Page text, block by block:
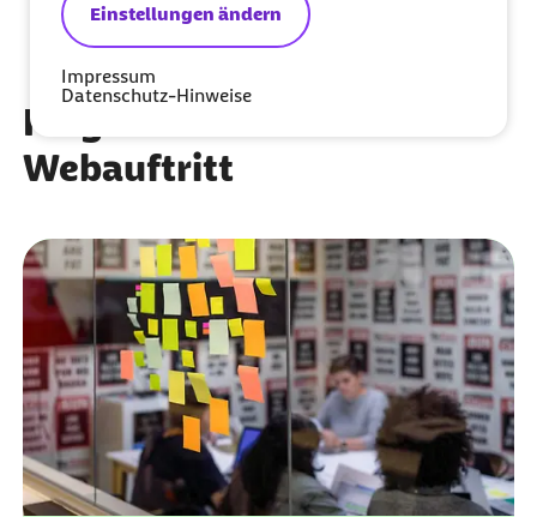
Einstellungen ändern
Impressum
Datenschutz-Hinweise
Fragen rund um den
Webauftritt